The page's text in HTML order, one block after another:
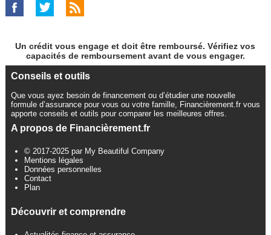
Un crédit vous engage et doit être remboursé. Vérifiez vos
capacités de remboursement avant de vous engager.
Conseils et outils
Que vous ayez besoin de financement ou d’étudier une nouvelle
formule d’assurance pour vous ou votre famille, Financièrement.fr vous
apporte conseils et outils pour comparer les meilleures offres.
A propos de Financièrement.fr
© 2017-2025 par My Beautiful Company
Mentions légales
Données personnelles
Contact
Plan
Découvrir et comprendre